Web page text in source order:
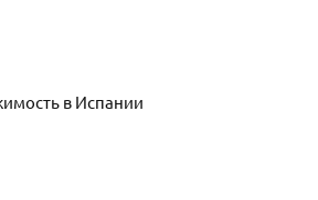
в Испании